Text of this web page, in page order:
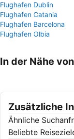
Flughafen Dublin
Flughafen Catania
Flughafen Barcelona
Flughafen Olbia
In der Nähe
Zusätzliche
Ähnliche
Beliebte